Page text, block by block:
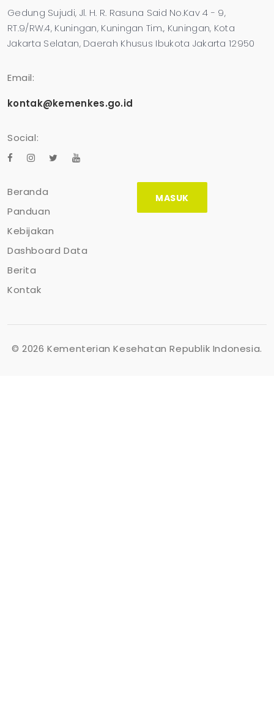
Gedung Sujudi, Jl. H. R. Rasuna Said No.Kav 4 - 9,
RT.9/RW.4, Kuningan, Kuningan Tim., Kuningan, Kota
Jakarta Selatan, Daerah Khusus Ibukota Jakarta 12950
Email:
kontak@kemenkes.go.id
Social:
Beranda
Panduan
Kebijakan
Dashboard Data
Berita
Kontak
MASUK
©2026 Kementerian Kesehatan Republik Indonesia.